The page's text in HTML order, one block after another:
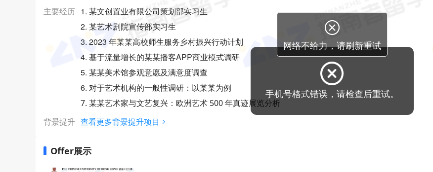
主要经历 1. 某文创置业有限公司策划部实习生
2. 某艺术剧院宣传部实习生
3. 2023 年某某高校师生服务乡村振兴行动计划
4. 基于流量增长的某某播客APP商业模式调研
5. 某某美术馆参观意愿及满意度调查
6. 对于艺术机构的一般性调研：以某某为例
7. 某某艺术家与文艺复兴：欧洲艺术 500 年真迹展览分析
背景提升 查看更多背景提升项目
Offer展示